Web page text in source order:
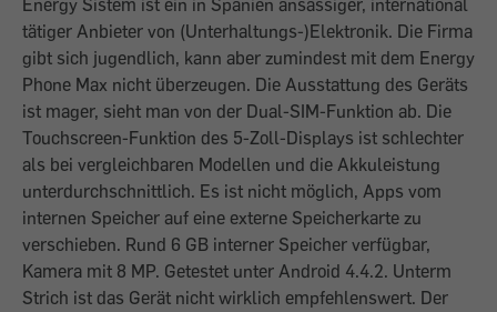
Energy Sistem ist ein in Spanien ansässiger, international
tätiger Anbieter von (Unterhaltungs-)Elektronik. Die Firma
gibt sich jugendlich, kann aber zumindest mit dem Energy
Phone Max nicht überzeugen. Die Ausstattung des Geräts
ist mager, sieht man von der Dual-SIM-Funktion ab. Die
Touchscreen-Funktion des 5-Zoll-Displays ist schlechter
als bei vergleichbaren Modellen und die Akkuleistung
unterdurchschnittlich. Es ist nicht möglich, Apps vom
internen Speicher auf eine externe Speicherkarte zu
verschieben. Rund 6 GB interner Speicher verfügbar,
Kamera mit 8 MP. Getestet unter Android 4.4.2. Unterm
Strich ist das Gerät nicht wirklich empfehlenswert. Der